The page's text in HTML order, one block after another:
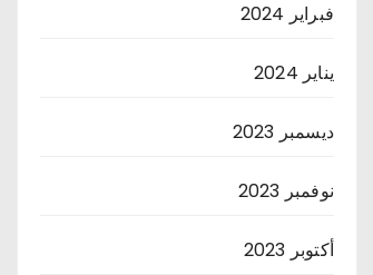
فبراير 2024
يناير 2024
ديسمبر 2023
نوفمبر 2023
أكتوبر 2023